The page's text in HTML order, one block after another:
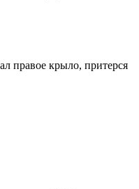
правое крыло, притерся